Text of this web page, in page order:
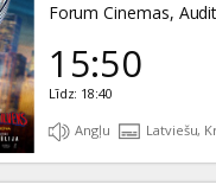
Forum Cinemas,
15:50
Līdz: 18:40
Angļu Latviešu,